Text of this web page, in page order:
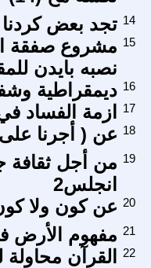
تجد بعض كردنا 14
مشروع صفقة
نصبه بايدن
15
ديمقراطية 16
ازمة الفساد
17
عن ( أجرنا 18
من أجل ثقافة
انجلس2
19
عن كون ولا 20
مفهوم الأرض 21
القرآن محاولة 22